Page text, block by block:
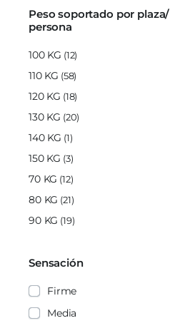
Peso soportado por plaza/
persona
100 KG (12)
110 KG (58)
120 KG (18)
130 KG (20)
140 KG (1)
150 KG (3)
70 KG (12)
80 KG (21)
90 KG (19)
Sensación
Firme
Media